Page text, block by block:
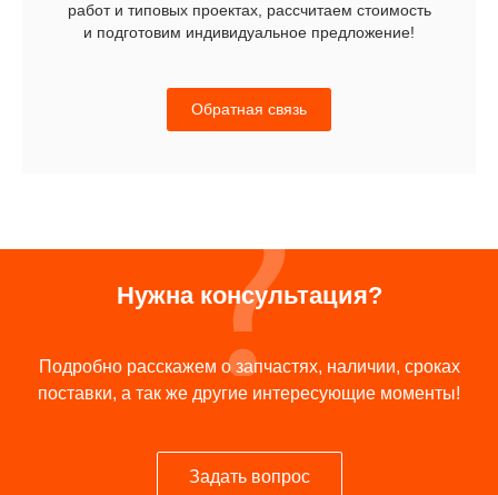
работ и типовых проектах, рассчитаем стоимость
и подготовим индивидуальное предложение!
Обратная связь
Нужна консультация?
Подробно расскажем о запчастях, наличии, сроках
поставки, а так же другие интересующие моменты!
Задать вопрос